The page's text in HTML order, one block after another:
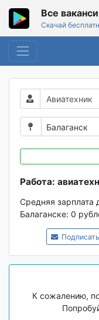
Все
Скачай
Балаганск
Работа:
Средняя зарплата
Балаганске: 0
К сожалению,